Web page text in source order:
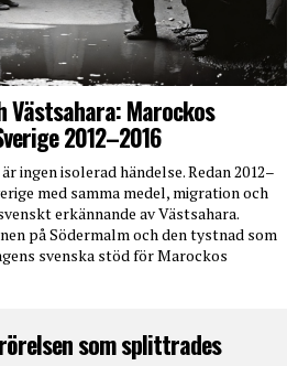
Västsahara: Marockos
2012–2016
är ingen isolerad händelse. Redan 2012–
med samma medel, migration och
erkännande av Västsahara.
på Södermalm och den tystnad som
svenska stöd för Marockos
som splittrades